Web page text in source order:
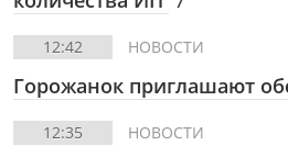
12:42 НОВОСТИ
Горожанок приглашают
12:35 НОВОСТИ